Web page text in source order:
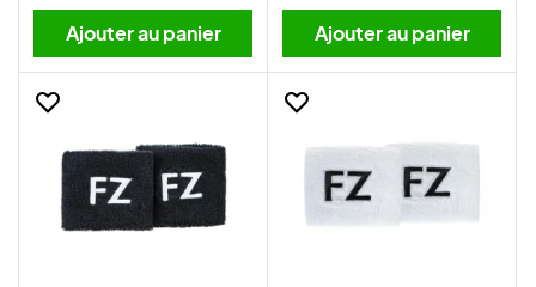
Ajouter au panier Ajouter au panier